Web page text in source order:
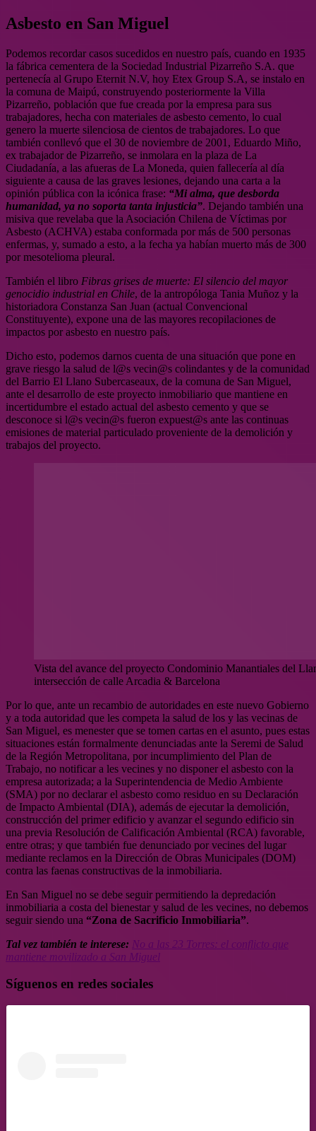
Asbesto en San Miguel
Podemos recordar casos sucedidos en nuestro país, cuando en 1935
la fábrica cementera de la Sociedad Industrial Pizarreño S.A. que
pertenecía al Grupo Eternit N.V, hoy Etex Group S.A, se instalo en
la comuna de Maipú, construyendo posteriormente la Villa
Pizarreño, población que fue creada por la empresa para sus
trabajadores, hecha con materiales de asbesto cemento, lo cual
genero la muerte silenciosa de cientos de trabajadores. Lo que
también conllevó que el 30 de noviembre de 2001, Eduardo Miño,
ex trabajador de Pizarreño, se inmolara en la plaza de La
Ciudadanía, a las afueras de La Moneda, quien fallecería al día
siguiente a causa de las graves lesiones, dejando una carta a la
opinión pública con la icónica frase: “Mi alma, que desborda
humanidad, ya no soporta tanta injusticia”. Dejando también una
misiva que revelaba que la Asociación Chilena de Víctimas por
Asbesto (ACHVA) estaba conformada por más de 500 personas
enfermas, y, sumado a esto, a la fecha ya habían muerto más de 300
por mesotelioma pleural.
También el libro Fibras grises de muerte: El silencio del mayor
genocidio industrial en Chile, de la antropóloga Tania Muñoz y la
historiadora Constanza San Juan (actual Convencional
Constituyente), expone una de las mayores recopilaciones de
impactos por asbesto en nuestro país.
Dicho esto, podemos darnos cuenta de una situación que pone en
grave riesgo la salud de l@s vecin@s colindantes y de la comunidad
del Barrio El Llano Subercaseaux, de la comuna de San Miguel,
ante el desarrollo de este proyecto inmobiliario que mantiene en
incertidumbre el estado actual del asbesto cemento y que se
desconoce si l@s vecin@s fueron expuest@s ante las continuas
emisiones de material particulado proveniente de la demolición y
trabajos del proyecto.
Vista del avance del proyecto Condominio Manantiales del
intersección de calle Arcadia & Barcelona
Por lo que, ante un recambio de autoridades en este nuevo Gobierno
y a toda autoridad que les competa la salud de los y las vecinas de
San Miguel, es menester que se tomen cartas en el asunto, pues estas
situaciones están formalmente denunciadas ante la Seremi de Salud
de la Región Metropolitana, por incumplimiento del Plan de
Trabajo, no notificar a les vecines y no disponer el asbesto con la
empresa autorizada; a la Superintendencia de Medio Ambiente
(SMA) por no declarar el asbesto como residuo en su Declaración
de Impacto Ambiental (DIA), además de ejecutar la demolición,
construcción del primer edificio y avanzar el segundo edificio sin
una previa Resolución de Calificación Ambiental (RCA) favorable,
entre otras; y que también fue denunciado por vecines del lugar
mediante reclamos en la Dirección de Obras Municipales (DOM)
contra las faenas constructivas de la inmobiliaria.
En San Miguel no se debe seguir permitiendo la depredación
inmobiliaria a costa del bienestar y salud de les vecines, no debemos
seguir siendo una “Zona de Sacrificio Inmobiliaria”.
Tal vez también te interese: No a las 23 Torres: el conflicto que
mantiene movilizado a San Miguel
Síguenos en redes sociales